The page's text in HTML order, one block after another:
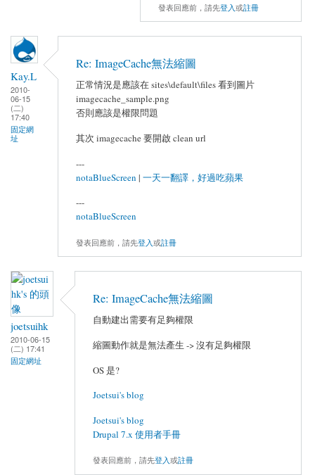
發表回應前，請先登入或註冊
Kay.L
2010-
06-15
(二)
17:40
固定網
址
Re: ImageCache無法縮圖
正常情況是應該在 sites\default\files 看到圖片
imagecache_sample.png
否則應該是權限問題
其次 imagecache 要開啟 clean url
---
notaBlueScreen | 一天一翻譯，好過吃蘋果
---
notaBlueScreen
發表回應前，請先登入或註冊
joetsuihk
2010-06-15
(二) 17:41
固定網址
Re: ImageCache無法縮圖
自動建出需要有足夠權限
縮圖動作就是無法產生 -> 沒有足夠權限
OS 是?
Joetsui's blog
Joetsui's blog
Drupal 7.x 使用者手冊
發表回應前，請先登入或註冊